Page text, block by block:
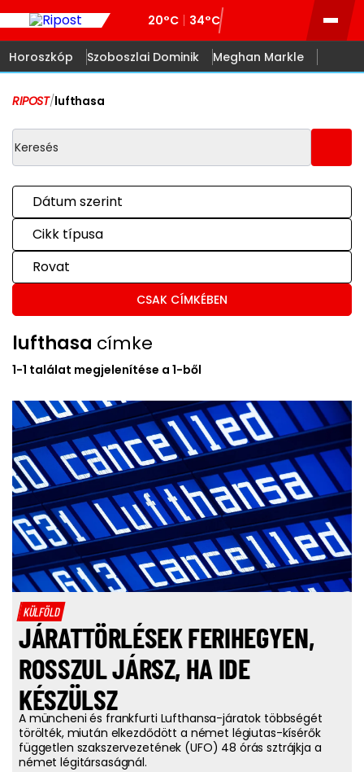
20°C 34°C
Horoszkóp Szoboszlai Dominik Meghan Markle
RIPOST/lufthasa
Dátum szerint
Cikk típusa
Rovat
CSAK CÍMKÉBEN
lufthasa címke
1-1 találat megjelenítése a 1-ből
KÜLFÖLD
JÁRATTÖRLÉSEK FERIHEGYEN,
ROSSZUL JÁRSZ, HA IDE
KÉSZÜLSZ
A müncheni és frankfurti Lufthansa-járatok többségét
törölték, miután elkezdődött a német légiutas-kísérők
független szakszervezetének (UFO) 48 órás sztrájkja a
német légitársaságnál.